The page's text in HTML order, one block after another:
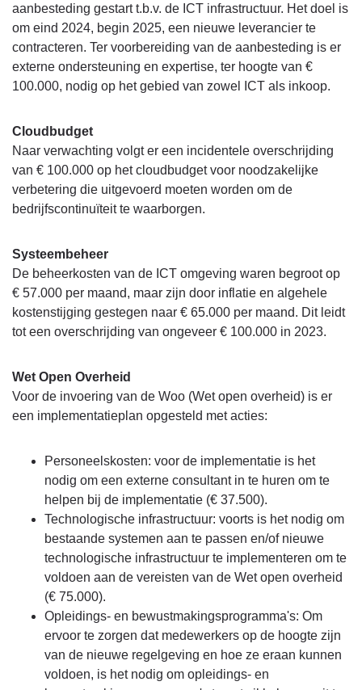
aanbesteding gestart t.b.v. de ICT infrastructuur. Het doel is
om eind 2024, begin 2025, een nieuwe leverancier te
contracteren. Ter voorbereiding van de aanbesteding is er
externe ondersteuning en expertise, ter hoogte van €
100.000, nodig op het gebied van zowel ICT als inkoop.
Cloudbudget
Naar verwachting volgt er een incidentele overschrijding
van € 100.000 op het cloudbudget voor noodzakelijke
verbetering die uitgevoerd moeten worden om de
bedrijfscontinuïteit te waarborgen.
Systeembeheer
De beheerkosten van de ICT omgeving waren begroot op
€ 57.000 per maand, maar zijn door inflatie en algehele
kostenstijging gestegen naar € 65.000 per maand. Dit leidt
tot een overschrijding van ongeveer € 100.000 in 2023.
Wet Open Overheid
Voor de invoering van de Woo (Wet open overheid) is er
een implementatieplan opgesteld met acties:
Personeelskosten: voor de implementatie is het
nodig om een externe consultant in te huren om te
helpen bij de implementatie (€ 37.500).
Technologische infrastructuur: voorts is het nodig om
bestaande systemen aan te passen en/of nieuwe
technologische infrastructuur te implementeren om te
voldoen aan de vereisten van de Wet open overheid
(€ 75.000).
Opleidings- en bewustmakingsprogramma's: Om
ervoor te zorgen dat medewerkers op de hoogte zijn
van de nieuwe regelgeving en hoe ze eraan kunnen
voldoen, is het nodig om opleidings- en